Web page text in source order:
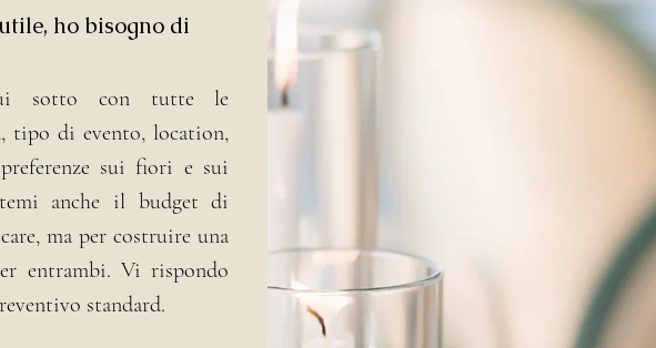
ho bisogno di
sotto con tutte le
tipo di evento, location,
sui fiori e sui
anche il budget di
ma per costruire una
entrambi. Vi rispondo
standard.